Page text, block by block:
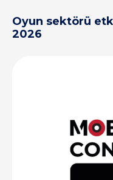
Oyun sektörü
2026